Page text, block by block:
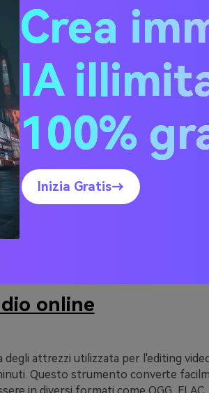
un video su Windows/Mac [software].
l'audio dai video su Android/iPhone
l'audio da un
dell'audio online, su qualsiasi
online
attrezzi utilizzata per l'editing
Questo strumento converte
Crea
IA
100%
Inizia Gratis→